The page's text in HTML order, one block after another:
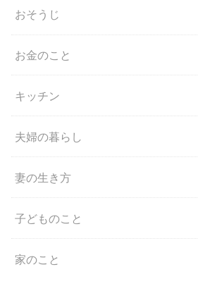
おそうじ
お金のこと
キッチン
夫婦の暮らし
妻の生き方
子どものこと
家のこと